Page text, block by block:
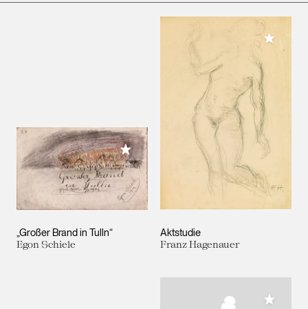
„Großer Brand in Tulln“
Egon Schiele
Meiner Sammlung hinzufügen
Aktstudie
Franz Hagenauer
Meiner
Meiner